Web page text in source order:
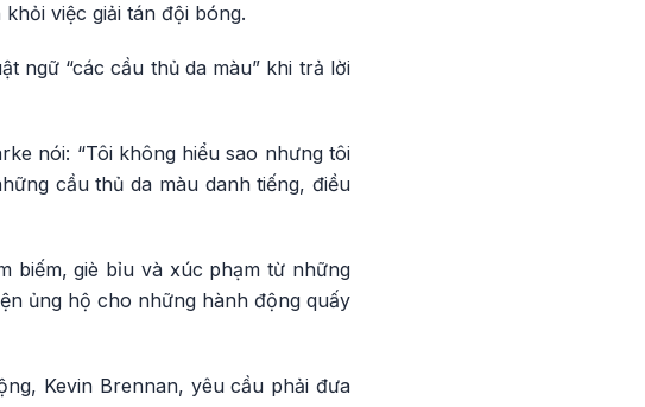
việc giải tán đội bóng.
ngữ “các cầu thủ da màu” khi trả lời
nói: “Tôi không hiểu sao nhưng tôi
cầu thủ da màu danh tiếng, điều
biếm, giè bỉu và xúc phạm từ những
ủng hộ cho những hành động quấy
Kevin Brennan, yêu cầu phải đưa